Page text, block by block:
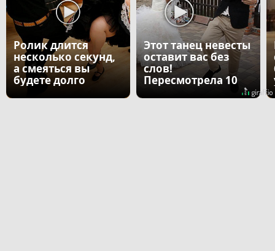
Ролик длится
несколько секунд,
а смеяться вы
будете долго
Этот танец невесты
оставит вас без
слов!
Пересмотрела 10